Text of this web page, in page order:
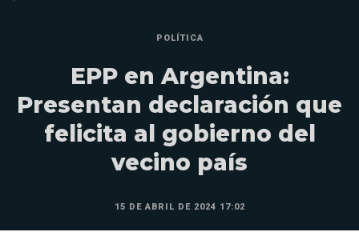
POLÍTICA
EPP en Argentina:
Presentan declaración que
felicita al gobierno del
vecino país
15 DE ABRIL DE 2024 17:02